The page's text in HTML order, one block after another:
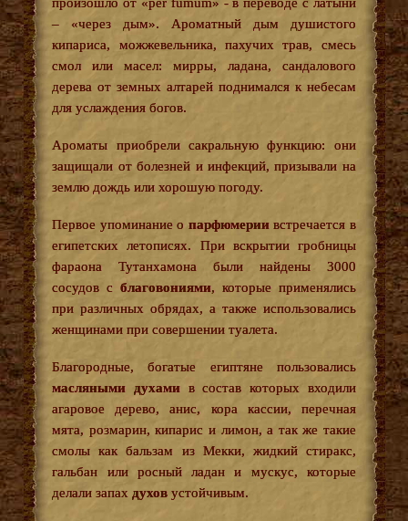
– «через дым». Ароматный дым душистого
кипариса, можжевельника, пахучих трав, смесь
смол или масел: мирры, ладана, сандалового
дерева от земных алтарей поднимался к небесам
для услаждения богов.
Ароматы приобрели сакральную функцию: они
защищали от болезней и инфекций, призывали на
землю дождь или хорошую погоду.
Первое упоминание о парфюмериивстречается в
египетских летописях. При вскрытии гробницы
фараона Тутанхамона были найдены 3000
сосудов с благовониями, которые применялись
при различных обрядах, а также использовались
женщинами при совершении туалета.
Благородные, богатые египтяне пользовались
масляными духамив состав которых входили
агаровое дерево, анис, кора кассии, перечная
мята, розмарин, кипарис и лимон, а так же такие
смолы как бальзам из Мекки, жидкий стиракс,
гальбан или росный ладан и мускус, которые
делали запах духов устойчивым.